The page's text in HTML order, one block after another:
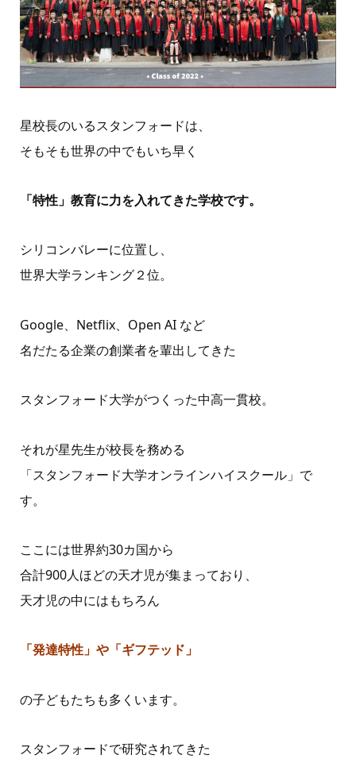
星校長のいるスタンフォードは、
そもそも世界の中でもいち早く
「特性」教育に力を入れてきた学校です。
シリコンバレーに位置し、
世界大学ランキング２位。
Google、Netflix、Open AI など
名だたる企業の創業者を輩出してきた
スタンフォード大学がつくった中高一貫校。
それが星先生が校長を務める
「スタンフォード大学オンラインハイスクール」で
す。
ここには世界約30カ国から
合計900人ほどの天才児が集まっており、
天才児の中にはもちろん
「発達特性」や「ギフテッド」
の子どもたちも多くいます。
スタンフォードで研究されてきた